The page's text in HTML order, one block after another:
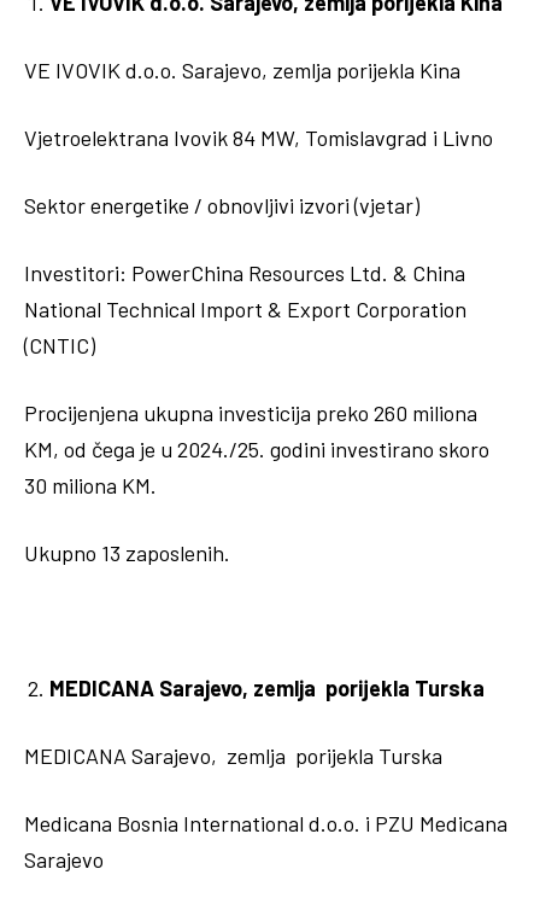
VE IVOVIK d.o.o. Sarajevo, zemlja porijekla Kina
Vjetroelektrana Ivovik 84 MW, Tomislavgrad i Livno
Sektor energetike / obnovljivi izvori (vjetar)
Investitori: PowerChina Resources Ltd. & China
National Technical Import & Export Corporation
(CNTIC)
Procijenjena ukupna investicija preko 260 miliona
KM, od čega je u 2024./25. godini investirano skoro
30 miliona KM.
Ukupno 13 zaposlenih.
MEDICANA Sarajevo, zemlja porijekla Turska
MEDICANA Sarajevo, zemlja porijekla Turska
Medicana Bosnia International d.o.o. i PZU Medicana
Sarajevo